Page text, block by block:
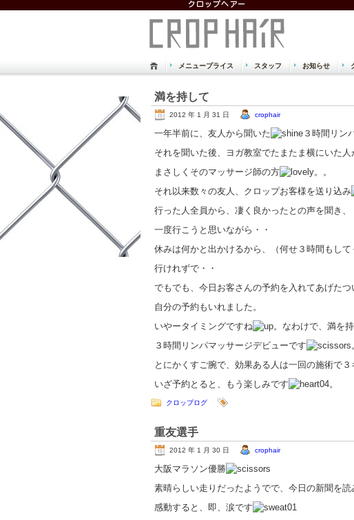
倉敷市 児島 美容室 美
Just another WordPress site
メニュープライス スタッフ お知らせ
満を持して
2012 年 1 月 31 日 crophair
一年半前に、友人から聞いた
３時間リン
それを聞いた後、ヨガ教室でたまたま横にいた人
まさしくそのマッサージ師の方
。。
それ以来数々の友人、クロップお客様を送り込み
行った人全員から、凄く良かったとの声を聞き、
一度行こうと思いながら・・
休みは何かと出かけるから、（何せ３時間もして
行けれずで・・
でもでも、今日お客さんの予約を入れてあげたつ
自分の予約もいれました。
いやータイミングですね
。なわけで、満を持
３時間リンパマッサージデビューです
とにかくすご腕で、効果ある人は一回の施術で
いざ予約とると、もう楽しみです
。
クロップログ
重友選手
2012 年 1 月 30 日 crophair
大阪マラソン優勝
素晴らしい走りだったようでで、今日の新聞を
感動すると、即、涙です